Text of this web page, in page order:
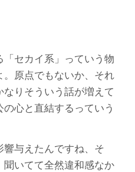
セカイ系」っていう物
原点でもないか、それ
りそういう話が増えて
心と直結するっていう
与えたんですね、そ
いてて全然違和感なか